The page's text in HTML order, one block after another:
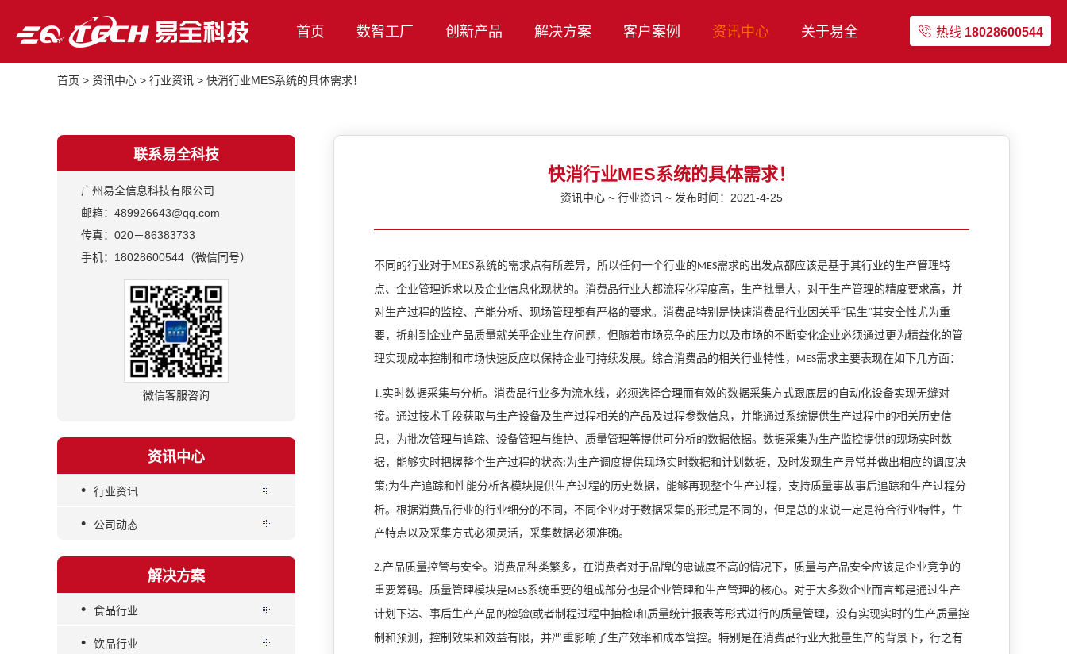
热线 18028600544
首页 数智工厂 创新产品 解决方案 客户案例 资讯中心 关于易全
首页 > 资讯中心 > 行业资讯 > 快消行业MES系统的具体需求！
联系易全科技
广州易全信息科技有限公司
邮箱：489926643@qq.com
传真：020－86383733
手机：18028600544（微信同号）
微信客服咨询
资讯中心
• 行业资讯
• 公司动态
解决方案
• 食品行业
• 饮品行业
快消行业MES系统的具体需求！
资讯中心 ~ 行业资讯 ~ 发布时间：2021-4-25
不同的行业对于MES系统的需求点有所差异，所以任何一个行业的MES需求的出发点都应该是基于其行业的生产管理特
点、企业管理诉求以及企业信息化现状的。消费品行业大都流程化程度高，生产批量大，对于生产管理的精度要求高，并
对生产过程的监控、产能分析、现场管理都有严格的要求。消费品特别是快速消费品行业因关乎“民生”其安全性尤为重
要，折射到企业产品质量就关乎企业生存问题，但随着市场竞争的压力以及市场的不断变化企业必须通过更为精益化的管
理实现成本控制和市场快速反应以保持企业可持续发展。综合消费品的相关行业特性， MES需求主要表现在如下几方面：
1.实时数据采集与分析。消费品行业多为流水线，必须选择合理而有效的数据采集方式跟底层的自动化设备实现无缝对
接。通过技术手段获取与生产设备及生产过程相关的产品及过程参数信息，并能通过系统提供生产过程中的相关历史信
息，为批次管理与追踪、设备管理与维护、质量管理等提供可分析的数据依据。数据采集为生产监控提供的现场实时数
据，能够实时把握整个生产过程的状态;为生产调度提供现场实时数据和计划数据，及时发现生产异常并做出相应的调度决
策;为生产追踪和性能分析各模块提供生产过程的历史数据，能够再现整个生产过程，支持质量事故事后追踪和生产过程分
析。根据消费品行业的行业细分的不同，不同企业对于数据采集的形式是不同的，但是总的来说一定是符合行业特性，生
产特点以及采集方式必须灵活，采集数据必须准确。
2.产品质量控管与安全。消费品种类繁多，在消费者对于品牌的忠诚度不高的情况下，质量与产品安全应该是企业竞争的
重要筹码。质量管理模块是MES系统重要的组成部分也是企业管理和生产管理的核心。对于大多数企业而言都是通过生产
计划下达、事后生产产品的检验(或者制程过程中抽检)和质量统计报表等形式进行的质量管理，没有实现实时的生产质量控
制和预测，控制效果和效益有限，并严重影响了生产效率和成本管控。特别是在消费品行业大批量生产的背景下，行之有